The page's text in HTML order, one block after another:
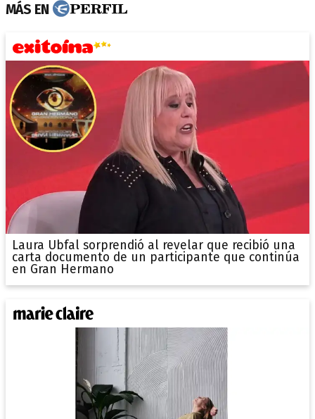
MÁS EN
Laura Ubfal sorprendió al revelar que recibió una
carta documento de un participante que continúa
en Gran Hermano